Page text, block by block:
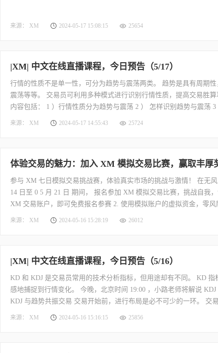
来源： XM 2024-05-17 15:08:15 25654
|XM| 中文在线直播课程，今日预告（5/17）
行情的性质不是单一性，可分为趋势与震荡两类。 趋势是具有周期
震荡等等。 交易员可利用多种模式进行识别行情性质，提高交易胜
内容包括： 1 ）行情性质分为趋势与震荡 2 ） 怎样识别趋势与震荡
法，侧重于观察和分析价格走势、价格模式和市场形态，以制定交
来源： XM 2024-05-17 14:55:43 25724
体验交易的魅力：加入 XM 模拟交易比赛，赢取丰厚
参与 XM 七日模拟交易挑战赛，体验真实市场的挑战与激情！ 在无
14 日至 0 5 月 21 日 期间， 报名参加 XM 模拟交易比赛，挑战自我
XM 交易账户，即可免费报名参赛 2. 使用模拟账户的虚拟资金，零
方海报二维码！ 了解更多，即刻访问 XM 官网： https://
来源： XM 2024-05-16 15:28:19 26012
|XM| 中文在线直播课程，今日预告（5/16）
KD 和 KDJ 是交易员常用的技术分析指标，但用途却有不同。 KD
感地捕捉到行情变化。 今晚，北京时间 19:00 ，小路老师将解说
KDJ 与趋势共振交易 交易开始前，进行布局是必不可少的一环。
管理、风险控制和头寸规划等方面，有效最大限度提高交易效率和
来源： XM 2024-05-16 15:16:15 25856